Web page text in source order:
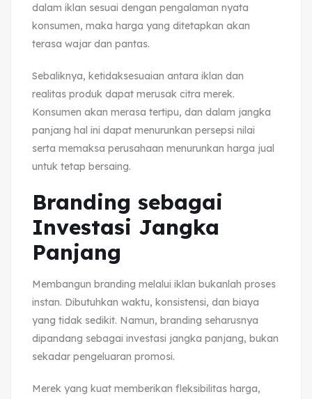
dalam iklan sesuai dengan pengalaman nyata
konsumen, maka harga yang ditetapkan akan
terasa wajar dan pantas.
Sebaliknya, ketidaksesuaian antara iklan dan
realitas produk dapat merusak citra merek.
Konsumen akan merasa tertipu, dan dalam jangka
panjang hal ini dapat menurunkan persepsi nilai
serta memaksa perusahaan menurunkan harga jual
untuk tetap bersaing.
Branding sebagai
Investasi Jangka
Panjang
Membangun branding melalui iklan bukanlah proses
instan. Dibutuhkan waktu, konsistensi, dan biaya
yang tidak sedikit. Namun, branding seharusnya
dipandang sebagai investasi jangka panjang, bukan
sekadar pengeluaran promosi.
Merek yang kuat memberikan fleksibilitas harga,